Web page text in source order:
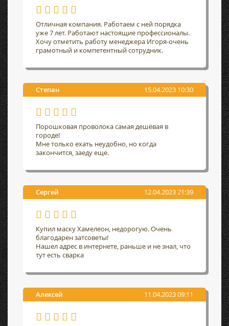
Отличная компания. Работаем с ней порядка
уже 7 лет. Работают настоящие профессионалы.
Хочу отметить работу менеджера Игоря-очень
грамотный и компетентный сотрудник.
Степан 15.04.2023 10:30
Порошковая проволока самая дешёвая в
городе!
Мне только ехать неудобно, но когда
закончится, заеду еще.
Сергей 12.04.2023 21:39
Купил маску Хамелеон, недорогую. Очень
благодарен затсоветы!
Нашел адрес в интернете, раньше и не знал, что
тут есть сварка
Алексей 11.04.2023 09:11